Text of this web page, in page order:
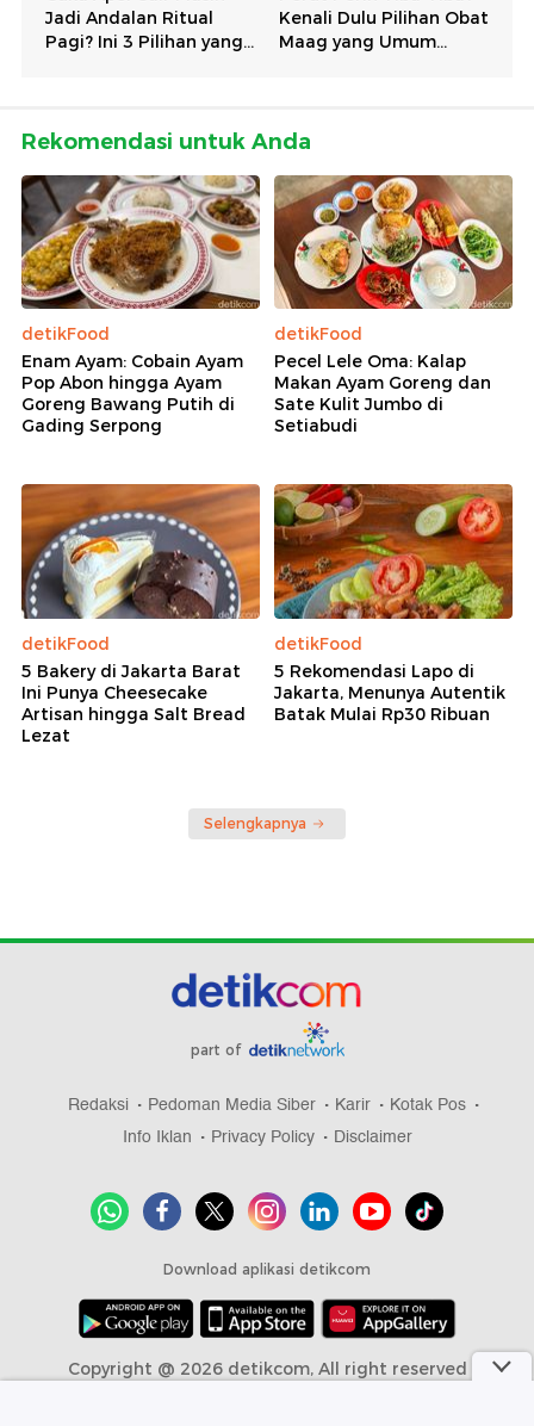
Rekomendasi untuk Anda
detikFood
Enam Ayam: Cobain Ayam
Pop Abon hingga Ayam
Goreng Bawang Putih di
Gading Serpong
detikFood
Pecel Lele Oma: Kalap
Makan Ayam Goreng dan
Sate Kulit Jumbo di
Setiabudi
detikFood
5 Bakery di Jakarta Barat
Ini Punya Cheesecake
Artisan hingga Salt Bread
Lezat
detikFood
5 Rekomendasi Lapo di
Jakarta, Menunya Autentik
Batak Mulai Rp30 Ribuan
Selengkapnya
part of
Redaksi Pedoman Media Siber Karir
Kotak Pos
Info Iklan
Privacy Policy Disclaimer
Download aplikasi detikcom
Copyright @ 2026 detikcom, All right reserved